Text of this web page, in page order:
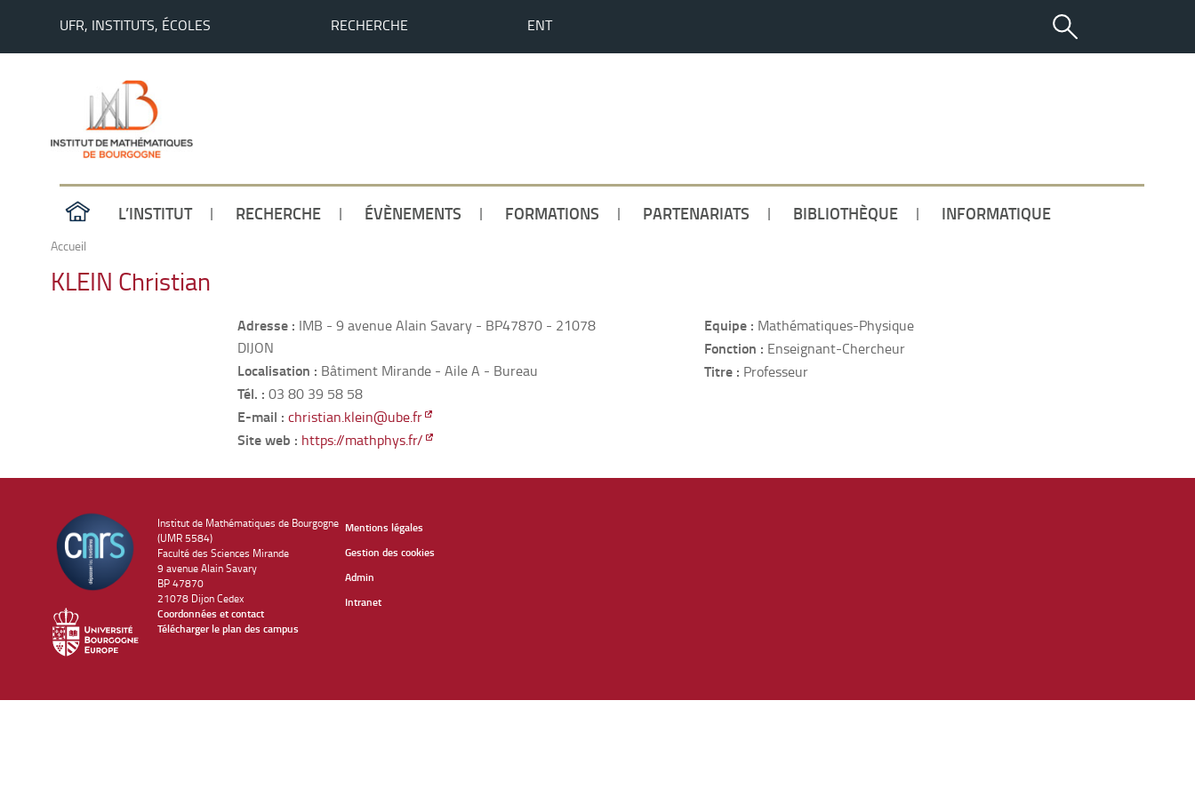
UFR, INSTITUTS, ÉCOLES RECHERCHE ENT
L’INSTITUT RECHERCHE ÉVÈNEMENTS FORMATIONS PARTENARIATS BIBLIOTHÈQUE INFORMATIQUE
Accueil
KLEIN Christian
Adresse : IMB - 9 avenue Alain Savary - BP47870 - 21078
DIJON
Localisation : Bâtiment Mirande - Aile A - Bureau
Tél. : 03 80 39 58 58
E-mail : christian.klein@ube.fr
Site web : https://mathphys.fr/
Equipe : Mathématiques-Physique
Fonction : Enseignant-Chercheur
Titre : Professeur
Institut de Mathématiques de Bourgogne
(UMR 5584)
Faculté des Sciences Mirande
9 avenue Alain Savary
BP 47870
21078 Dijon Cedex
Coordonnées et contact
Télécharger le plan des campus
Mentions légales
Gestion des cookies
Admin
Intranet